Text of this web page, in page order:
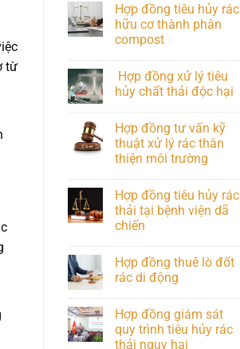
từ
Hợp đồng tiêu hủy rác
hữu cơ thành phân
compost
Hợp đồng xử lý tiêu
hủy chất thải độc hại
Hợp đồng tư vấn kỹ
thuật xử lý rác thân
thiện môi trường
Hợp đồng tiêu hủy rác
thải tại bệnh viện dã
chiến
Hợp đồng thuê lò đốt
rác di động
Hợp đồng giám sát
quy trình tiêu hủy rác
thải nguy hại